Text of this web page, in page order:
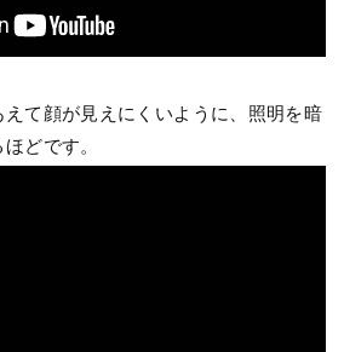
て顔が見えにくいように、照明を暗
どです。